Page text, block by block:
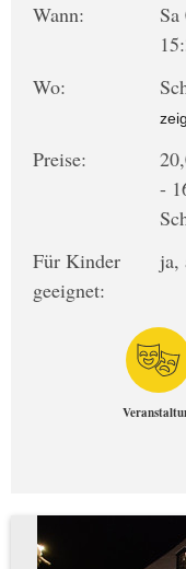
Wann:
Wo:
Preise:
-
Für Kinder
geeignet:
ja,